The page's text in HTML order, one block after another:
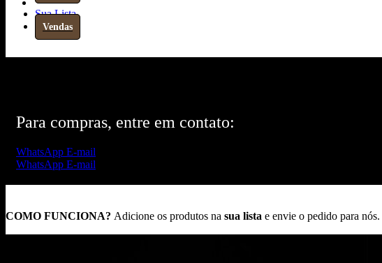
Sua Lista
Vendas
Para compras, entre em contato:
WhatsApp E-mail
WhatsApp E-mail
COMO FUNCIONA? Adicione os produtos na sua lista e envie o pedido para nós.